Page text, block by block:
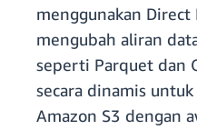
menggunakan Direct
mengubah aliran
seperti Parquet dan
secara dinamis
Amazon S3 dengan